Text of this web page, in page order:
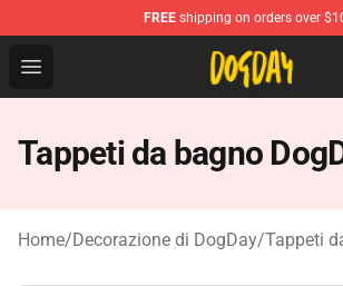
FREE shipping on orders over
Open menu
DogDay Store - Official DogDay
Tappeti da bagno
Home/Decorazione di DogDay/Tappeti